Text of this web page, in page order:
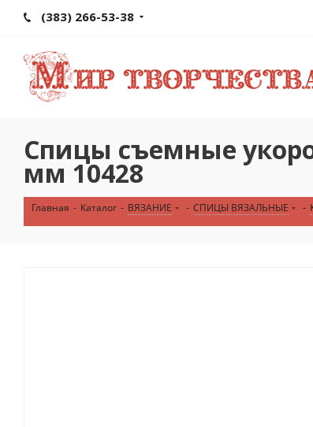
(383) 266-53-38
Спицы съемные
мм 10428
Главная - Каталог - ВЯЗАНИЕ - СПИЦЫ ВЯЗАЛЬНЫЕ -